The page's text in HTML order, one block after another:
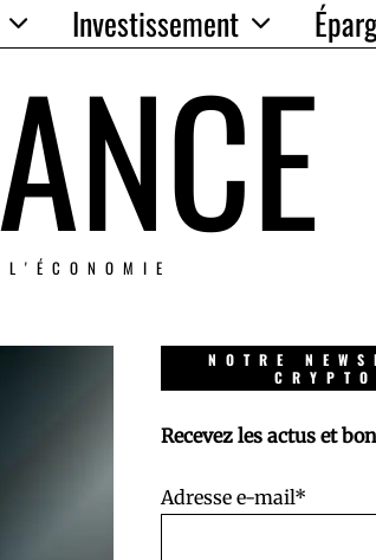
Investissement
NOTRE
Recevez les actus et
Adresse e-mail*